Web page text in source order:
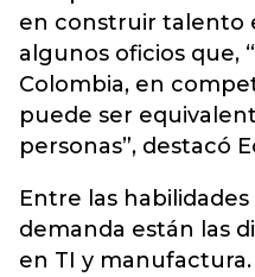
en construir talento
algunos oficios que,
Colombia, en
puede ser
personas”, destacó
Entre las
demanda están las
en TI y